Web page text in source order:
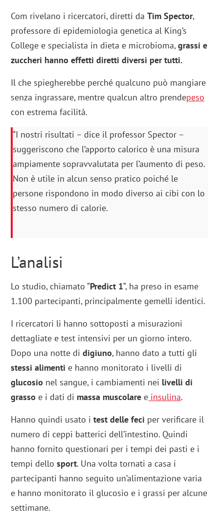
Com rivelano i ricercatori, diretti daTim Spector,
professore di epidemiologia genetica al King’s
College e specialista in dieta e microbioma,grassi e
zuccheri hanno effetti diretti diversi per tutti.
Il che spiegherebbe perché qualcuno può mangiare
senza ingrassare, mentre qualcun altro prendepeso
con estrema facilità.
“I nostri risultati – dice il professor Spector –
suggeriscono che l’apporto calorico è una misura
ampiamente sopravvalutata per l’aumento di peso.
Non è utile in alcun senso pratico poiché le
persone rispondono in modo diverso ai cibi con lo
stesso numero di calorie.
L’analisi
Lo studio, chiamato “Predict 1“, ha preso in esame
1.100 partecipanti, principalmente gemelli identici.
I ricercatori li hanno sottoposti a misurazioni
dettagliate e test intensivi per un giorno intero.
Dopo una notte didigiuno, hanno dato a tutti gli
stessi alimenti e hanno monitorato i livelli di
glucosio nel sangue, i cambiamenti nei livelli di
grasso e i dati di massa muscolare e insulina.
Hanno quindi usato itest delle feci per verificare il
numero di ceppi batterici dell’intestino. Quindi
hanno fornito questionari per i tempi dei pasti e i
tempi dellosport. Una volta tornati a casa i
partecipanti hanno seguito un’alimentazione varia
e hanno monitorato il glucosio e i grassi per alcune
settimane.